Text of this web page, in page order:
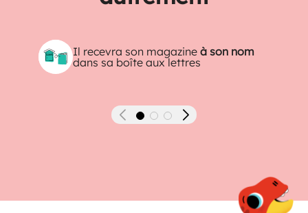
Il recevra son magazineà son nom
dans sa boîte aux lettres
Précédent Suivant